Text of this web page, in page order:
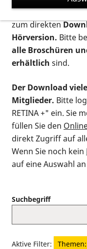
postalischen
zum direkten
Hörversion. Bitte
alle Broschüren
erhältlich sind.
Der Download
Mitglieder. Bitte
RETINA +" ein. Sie
füllen Sie den
direkt Zugriff auf
Wenn Sie noch kein
auf eine Auswahl
Suchbegriff
Aktive Filter:
Themen: